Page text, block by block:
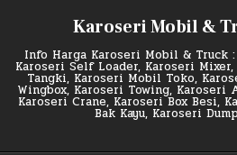
Karoseri Mobil &
Info Harga Karoseri Mobil & Truck
Karoseri Self Loader, Karoseri
Tangki, Karoseri Mobil Toko,
Wingbox, Karoseri Towing,
Karoseri Crane, Karoseri Box Besi,
Bak Kayu, Karoseri